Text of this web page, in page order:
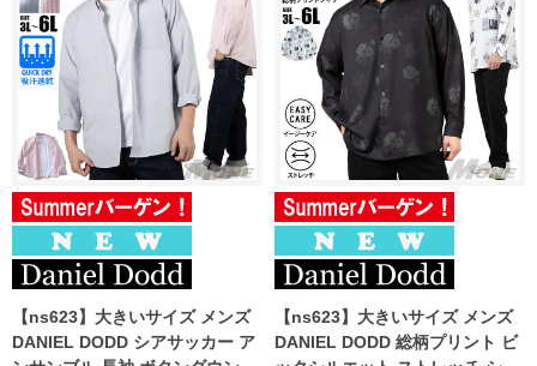
【ns623】大きいサイズ メンズ
DANIEL DODD シアサッカー ア
【ns623】大きいサイズ メンズ
DANIEL DODD 総柄プリント ビ